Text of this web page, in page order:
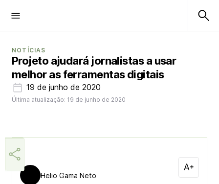
NOTÍCIAS
Projeto ajudará jornalistas a usar
melhor as ferramentas digitais
19 de junho de 2020
Última atualização: 19 de junho de 2020
Helio Gama Neto